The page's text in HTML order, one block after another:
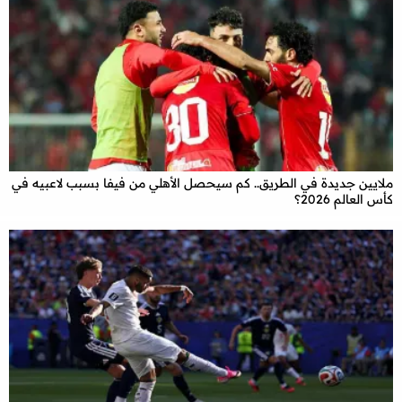
ملايين جديدة في الطريق.. كم سيحصل الأهلي من فيفا بسبب لاعبيه في
كأس العالم 2026؟